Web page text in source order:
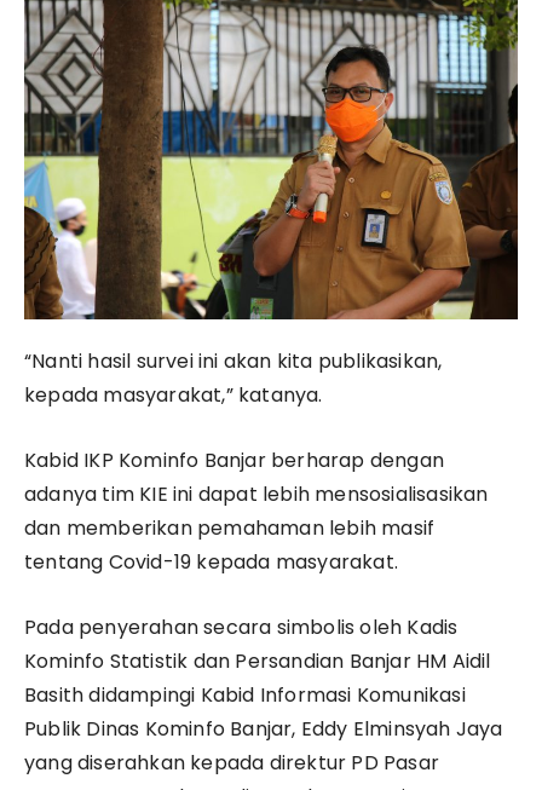
“Nanti hasil survei ini akan kita publikasikan,
kepada masyarakat,” katanya.
Kabid IKP Kominfo Banjar berharap dengan
adanya tim KIE ini dapat lebih mensosialisasikan
dan memberikan pemahaman lebih masif
tentang Covid-19 kepada masyarakat.
Pada penyerahan secara simbolis oleh Kadis
Kominfo Statistik dan Persandian Banjar HM Aidil
Basith didampingi Kabid Informasi Komunikasi
Publik Dinas Kominfo Banjar, Eddy Elminsyah Jaya
yang diserahkan kepada direktur PD Pasar